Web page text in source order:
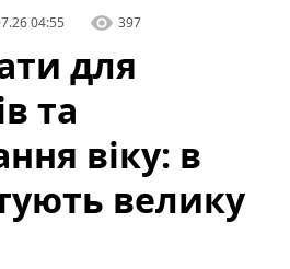
04:55 397
для
та
віку: в
велику